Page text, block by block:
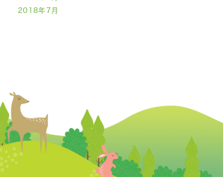
2018年7月